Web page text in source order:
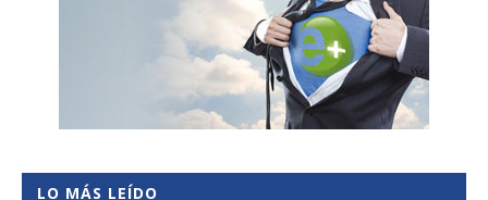
LO MÁS LEÍDO